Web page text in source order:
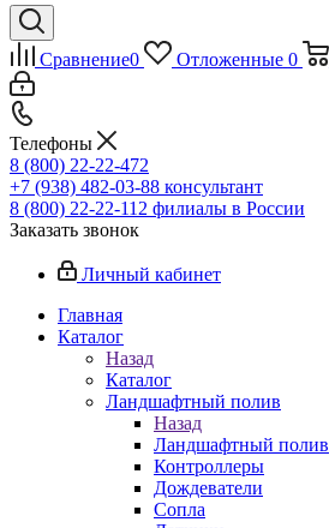
Сравнение0 Отложенные 0
Телефоны
8 (800) 22-22-472
+7 (938) 482-03-88 консультант
8 (800) 22-22-112 филиалы в России
Заказать звонок
Личный кабинет
Главная
Каталог
Назад
Каталог
Ландшафтный полив
Назад
Ландшафтный полив
Контроллеры
Дождеватели
Сопла